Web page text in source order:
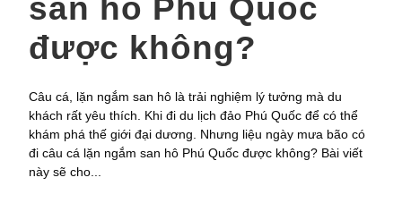
san hô Phú Quốc
được không?
Câu cá, lặn ngắm san hô là trải nghiệm lý tưởng mà du
khách rất yêu thích. Khi đi du lịch đảo Phú Quốc để có thể
khám phá thế giới đại dương. Nhưng liệu ngày mưa bão có
đi câu cá lặn ngắm san hô Phú Quốc được không? Bài viết
này sẽ cho...